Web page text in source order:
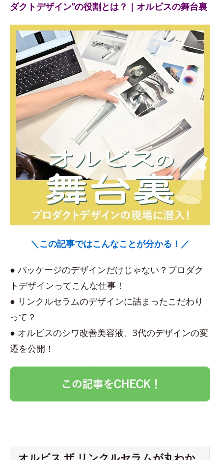
ダクトデザイン”の役割とは？｜オルビスの舞台裏
＼この記事ではこんなことが分かる！／
● パッケージのデザインだけじゃない？プロダク
トデザインってこんな仕事！
● リンクルセラムのデザインに詰まったこだわり
って？
● オルビスのシワ改善美容液、3代のデザインの変
遷を公開！